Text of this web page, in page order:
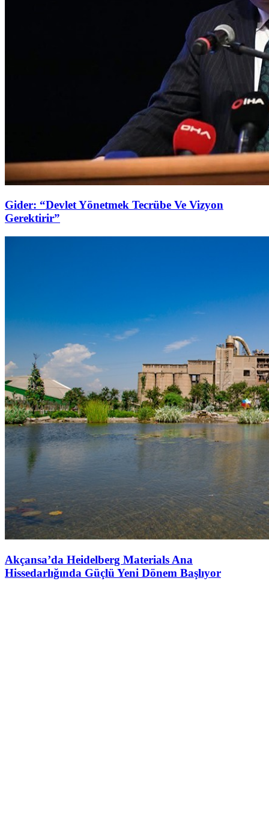
Gider: “Devlet Yönetmek Tecrübe Ve Vizyon
Gerektirir”
Akçansa’da Heidelberg Materials Ana
Hissedarlığında Güçlü Yeni Dönem Başlıyor